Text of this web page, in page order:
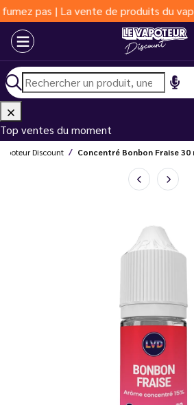
| La vente de produits du vapotage
Top ventes du moment
Discount Concentré Bonbon Fraise